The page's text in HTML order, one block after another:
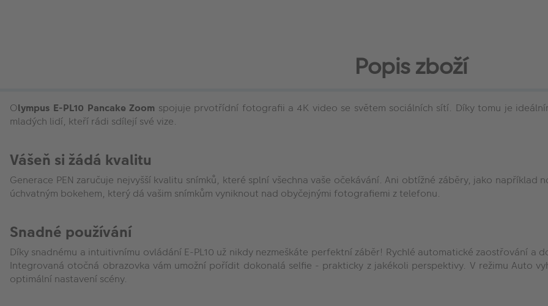
Popis zboží
Olympus E-PL10 Pancake Zoom spojuje prvotřídní fotografii a 4K video se světem sociálních sítí. Díky tomu je
mladých lidí, kteří rádi sdílejí své vize.
Vášeň si žádá kvalitu
Generace PEN zaručuje nejvyšší kvalitu snímků, které splní všechna vaše očekávání. Ani obtížné záběry, jako
úchvatným bokehem, který dá vašim snímkům vyniknout nad obyčejnými fotografiemi z telefonu.
Snadné používání
Díky snadnému a intuitivnímu ovládání E-PL10 už nikdy nezmeškáte perfektní záběr! Rychlé automatické zaostřování a
Integrovaná otočná obrazovka vám umožní pořídit dokonalá selfie - prakticky z jakékoli perspektivy. V režimu Auto
optimální nastavení scény.